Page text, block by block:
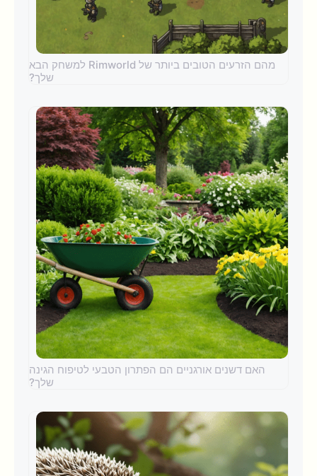
מהם הזרעים הטובים ביותר של Rimworld למשחק הבא
שלך?
האם דשנים אורגניים הם הפתרון הטבעי לטיפוח הגינה
שלך?